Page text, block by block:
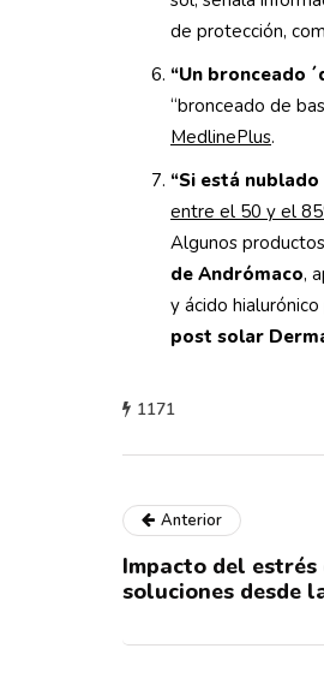
de protección,
“Un bronceado
“bronceado de
MedlinePlus.
“Si está
entre el 50 y el
Algunos
de Andrómaco,
y ácido
post solar
1171
Anterior
Impacto del
soluciones desde